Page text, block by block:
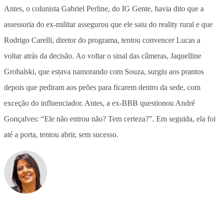
Antes, o colunista Gabriel Perline, do IG Gente, havia dito que a
assessoria do ex-militar assegurou que ele saiu do reality rural e que
Rodrigo Carelli, diretor do programa, tentou convencer Lucas a
voltar atrás da decisão. Ao voltar o sinal das câmeras, Jaquelline
Grohalski, que estava namorando com Souza, surgiu aos prantos
depois que pediram aos peões para ficarem dentro da sede, com
exceção do influenciador. Antes, a ex-BBB questionou André
Gonçalves: “Ele não entrou não? Tem certeza?”. Em seguida, ela foi
até a porta, tentou abrir, sem sucesso.